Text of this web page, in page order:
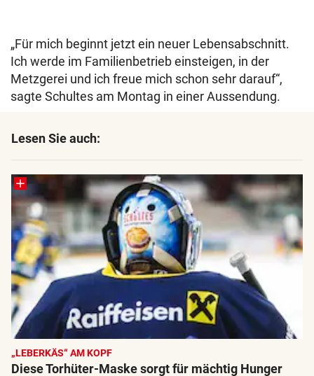
„Für mich beginnt jetzt ein neuer Lebensabschnitt.
Ich werde im Familienbetrieb einsteigen, in der
Metzgerei und ich freue mich schon sehr darauf“,
sagte Schultes am Montag in einer Aussendung.
Lesen Sie auch:
„LEBERKÄS“ AM KOPF
Diese Torhüter-Maske sorgt für mächtig Hunger